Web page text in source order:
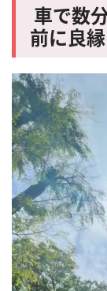
車で数
前に良